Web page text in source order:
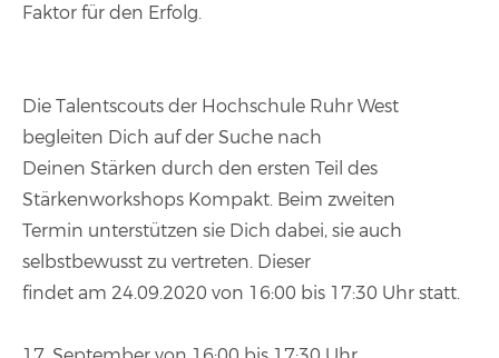
Faktor für den Erfolg.
Die Talentscouts der Hochschule Ruhr West
begleiten Dich auf der Suche nach
Deinen Stärken durch den ersten Teil des
Stärkenworkshops Kompakt. Beim zweiten
Termin unterstützen sie Dich dabei, sie auch
selbstbewusst zu vertreten. Dieser
findet am 24.09.2020 von 16:00 bis 17:30 Uhr statt.